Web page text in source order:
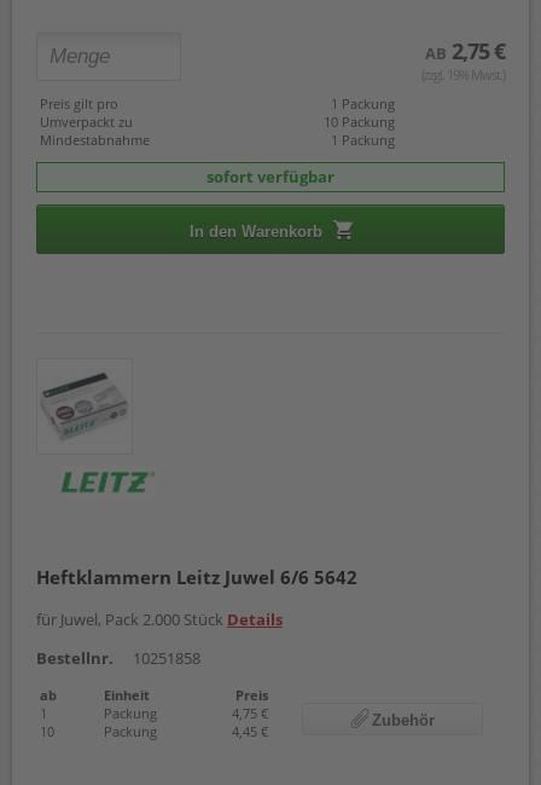
AB 2,75 €
(zzgl. 19% Mwst.)
Preis gilt pro
1 Packung
Umverpackt zu
10 Packung
Mindestabnahme
1 Packung
sofort verfügbar
In den Warenkorb
Heftklammern Leitz Juwel 6/6 5642
für Juwel, Pack 2.000 Stück Details
Bestellnr.
10251858
ab Einheit
Preis
1
Packung
4,75 €
10
Packung 4,45 €
Zubehör